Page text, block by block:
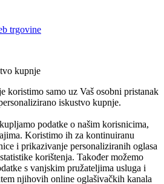
trgovine
kupnje
koristimo samo uz Vaš osobni pristanak
iskustvo kupnje.
podatke o našim korisnicima,
Koristimo ih za kontinuiranu
i prikazivanje personaliziranih oglasa
korištenja. Također možemo
s vanjskim pružateljima usluga i
njihovih online oglašivačkih kanala